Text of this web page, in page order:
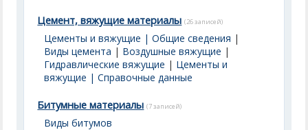
Цемент, вяжущие материалы (26 записей)
Цементы и вяжущие | Общие сведения |
Виды цемента | Воздушные вяжущие |
Гидравлические вяжущие | Цементы и
вяжущие | Справочные данные
Битумные материалы (7 записей)
Виды битумов